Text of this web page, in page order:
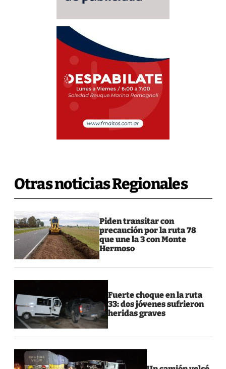
Otras noticias Regionales
Piden transitar con
precaución por la ruta 78
que une la 3 con Monte
Hermoso
Fuerte choque en la ruta
33: dos jóvenes sufrieron
heridas graves